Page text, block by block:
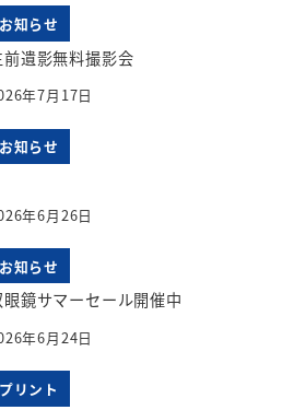
お知らせ
前遺影無料撮影会
年7月17日
お知らせ
年6月26日
お知らせ
眼鏡サマーセール開催中
年6月24日
プリント